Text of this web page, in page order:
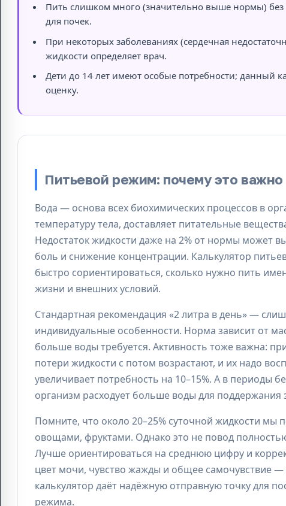
Пить слишком много (значительно выше нормы)
для почек.
При некоторых заболеваниях (сердечная
жидкости определяет врач.
Дети до 14 лет имеют особые потребности; данный
оценку.
Питьевой режим: почему это важно
Вода — основа всех биохимических процессов в
температуру тела, доставляет питательные
Недостаток жидкости даже на 2% от нормы может
боль и снижение концентрации. Калькулятор
быстро сориентироваться, сколько нужно пить
жизни и внешних условий.
Стандартная рекомендация «2 литра в день» —
индивидуальные особенности. Норма зависит от
больше воды требуется. Активность тоже важна:
потери жидкости с потом возрастают, и их надо
увеличивает потребность на 10–15%. А в периоды
организм расходует больше воды для
Помните, что около 20–25% суточной жидкости
овощами, фруктами. Однако это не повод
Лучше ориентироваться на среднюю цифру и
цвет мочи, чувство жажды и общее самочувствие
калькулятор даёт надёжную отправную точку для
режима.